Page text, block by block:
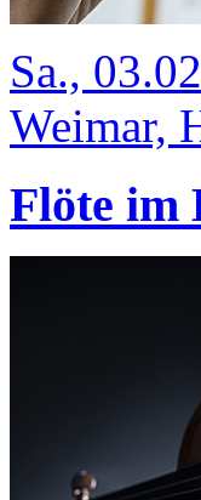
Sa.,
Weimar,
Flöte im